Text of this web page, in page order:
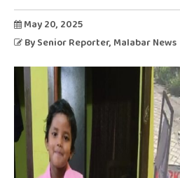
May 20, 2025
By Senior Reporter, Malabar News